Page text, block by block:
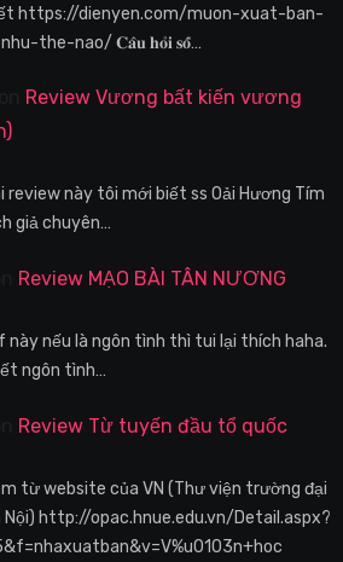
https://dienyen.com/muon-xuat-ban-
the-nao/ 𝐂𝐚̂𝐮 𝐡𝐨̉𝐢 𝐬𝐨̂́…
Review Vương bất kiến vương
review này tôi mới biết ss Oải Hương Tím
giả chuyên…
Review MẠO BÀI TÂN NƯƠNG
này nếu là ngôn tình thì tui lại thích haha.
ngôn tình…
Review Từ tuyến đầu tổ quốc
từ website của VN (Thư viện trường đại
Nội) http://opac.hnue.edu.vn/Detail.aspx?